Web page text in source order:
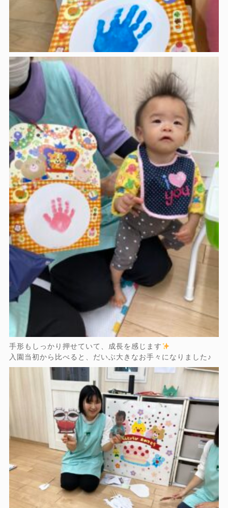
手形もしっかり押せていて、成長を感じます
入園当初から比べると、だいぶ大きなお手々になりました♪